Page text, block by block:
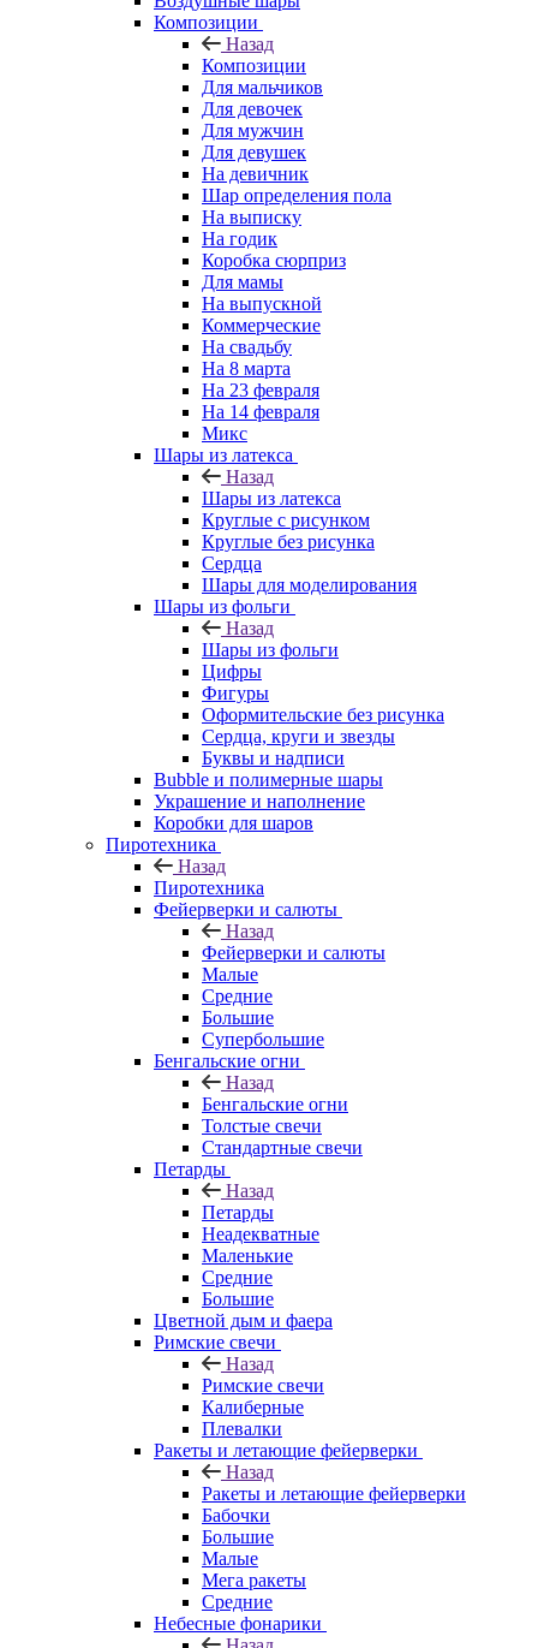
Композиции
Назад
Композиции
Для мальчиков
Для девочек
Для мужчин
Для девушек
На девичник
Шар определения пола
На выписку
На годик
Коробка сюрприз
Для мамы
На выпускной
Коммерческие
На свадьбу
На 8 марта
На 23 февраля
На 14 февраля
Микс
Шары из латекса
Назад
Шары из латекса
Круглые с рисунком
Круглые без рисунка
Сердца
Шары для моделирования
Шары из фольги
Назад
Шары из фольги
Цифры
Фигуры
Оформительские без рисунка
Сердца, круги и звезды
Буквы и надписи
Bubble и полимерные шары
Украшение и наполнение
Коробки для шаров
Пиротехника
Назад
Пиротехника
Фейерверки и салюты
Назад
Фейерверки и салюты
Малые
Средние
Большие
Супербольшие
Бенгальские огни
Назад
Бенгальские огни
Толстые свечи
Стандартные свечи
Петарды
Назад
Петарды
Неадекватные
Маленькие
Средние
Большие
Цветной дым и фаера
Римские свечи
Назад
Римские свечи
Калиберные
Плевалки
Ракеты и летающие фейерверки
Назад
Ракеты и летающие фейерверки
Бабочки
Большие
Малые
Мега ракеты
Средние
Небесные фонарики